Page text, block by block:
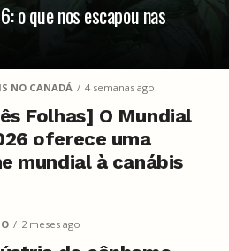
o que nos escapou nas
NO CANADÁ 4 semanas ago
Folhas] O Mundial
oferece uma
mundial à canábis
2 meses ago